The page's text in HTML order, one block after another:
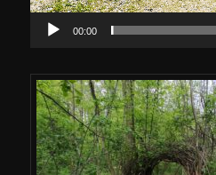
00:00